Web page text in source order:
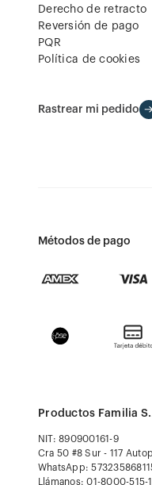
Derecho de retracto
Reversión de pago
PQR
Política de cookies
Rastrear mi pedido
Métodos de pago
Productos Familia
NIT: 890900161-9
Cra 50 #8 Sur - 117
WhatsApp:
Llámanos: 01-8000-515-